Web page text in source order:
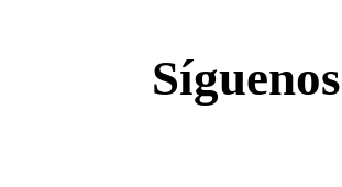
Síguenos